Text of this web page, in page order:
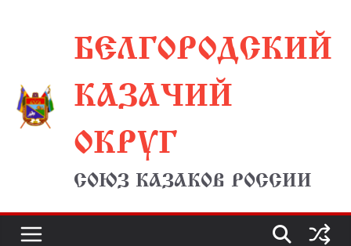
содержимомуБЕЛГОРОДСКИЙ
КАЗАЧИЙ
ОКРУГ
СОЮЗ КАЗАКОВ РОССИИ